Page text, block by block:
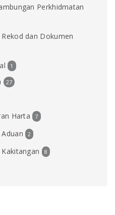
Perkhidmatan
dan Dokumen
1
27
Harta 7
2
8